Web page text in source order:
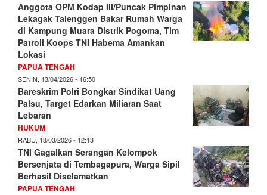
Anggota OPM Kodap III/Puncak Pimpinan
Lekagak Talenggen Bakar Rumah Warga
di Kampung Muara Distrik Pogoma, Tim
Patroli Koops TNI Habema Amankan
Lokasi
PAPUA TENGAH
SENIN, 13/04/2026 - 16:50
Bareskrim Polri Bongkar Sindikat Uang
Palsu, Target Edarkan Miliaran Saat
Lebaran
HUKUM
RABU, 18/03/2026 - 12:13
TNI Gagalkan Serangan Kelompok
Bersenjata di Tembagapura, Warga Sipil
Berhasil Diselamatkan
PAPUA TENGAH